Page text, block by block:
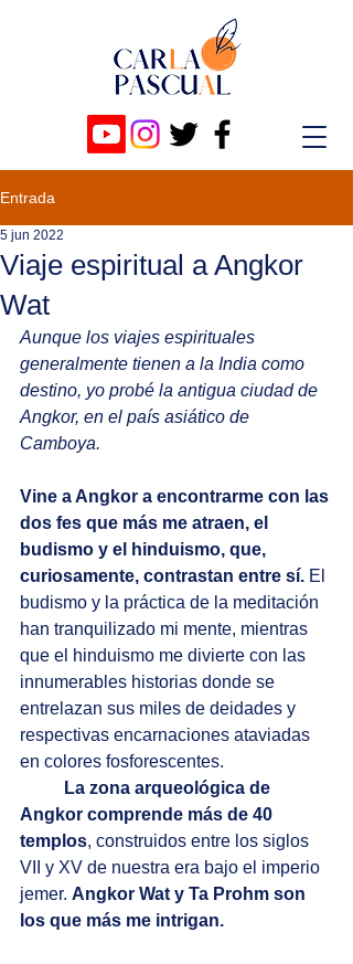
Entrada
Viaje espiritual a Angkor
Wat
5 jun 2022
Aunque los viajes espirituales
generalmente tienen a la India como
destino, yo probé la antigua ciudad de
Angkor, en el país asiático de
Camboya.
Vine a Angkor a encontrarme con las
dos fes que más me atraen, el
budismo y el hinduismo, que,
curiosamente, contrastan entre sí. El
budismo y la práctica de la meditación
han tranquilizado mi mente, mientras
que el hinduismo me divierte con las
innumerables historias donde se
entrelazan sus miles de deidades y
respectivas encarnaciones ataviadas
en colores fosforescentes.
La zona arqueológica de
Angkor comprende más de 40
templos, construidos entre los siglos
VII y XV de nuestra era bajo el imperio
jemer. Angkor Wat y Ta Prohm son
los que más me intrigan.